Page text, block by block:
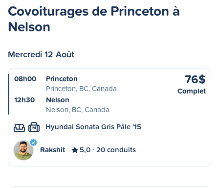
Covoiturages de Princeton à
Nelson
Mercredi 12 Août
08h00
Princeton
Princeton, BC, Canada
12h30
Nelson
Nelson, BC, Canada
76$
Complet
M Hyundai Sonata Gris Pâle '15
Rakshit 5,0 20 conduits